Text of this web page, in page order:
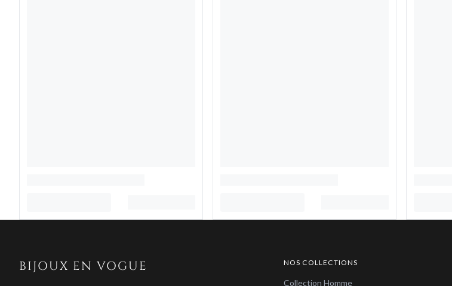
BIJOUX EN VOGUE NOS COLLECTIONS
Collection Homme